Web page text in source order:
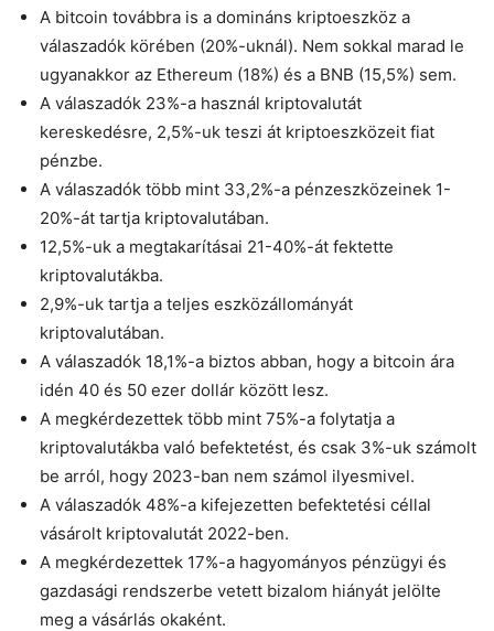
A bitcoin továbbra is a domináns kriptoeszköz a
válaszadók körében (20%-uknál). Nem sokkal marad le
ugyanakkor az Ethereum (18%) és a BNB (15,5%) sem.
A válaszadók 23%-a használ kriptovalutát
kereskedésre, 2,5%-uk teszi át kriptoeszközeit fiat
pénzbe.
A válaszadók több mint 33,2%-a pénzeszközeinek 1-
20%-át tartja kriptovalutában.
12,5%-uk a megtakarításai 21-40%-át fektette
kriptovalutákba.
2,9%-uk tartja a teljes eszközállományát
kriptovalutában.
A válaszadók 18,1%-a biztos abban, hogy a bitcoin ára
idén 40 és 50 ezer dollár között lesz.
A megkérdezettek több mint 75%-a folytatja a
kriptovalutákba való befektetést, és csak 3%-uk számolt
be arról, hogy 2023-ban nem számol ilyesmivel.
A válaszadók 48%-a kifejezetten befektetési céllal
vásárolt kriptovalutát 2022-ben.
A megkérdezettek 17%-a hagyományos pénzügyi és
gazdasági rendszerbe vetett bizalom hiányát jelölte
meg a vásárlás okaként.